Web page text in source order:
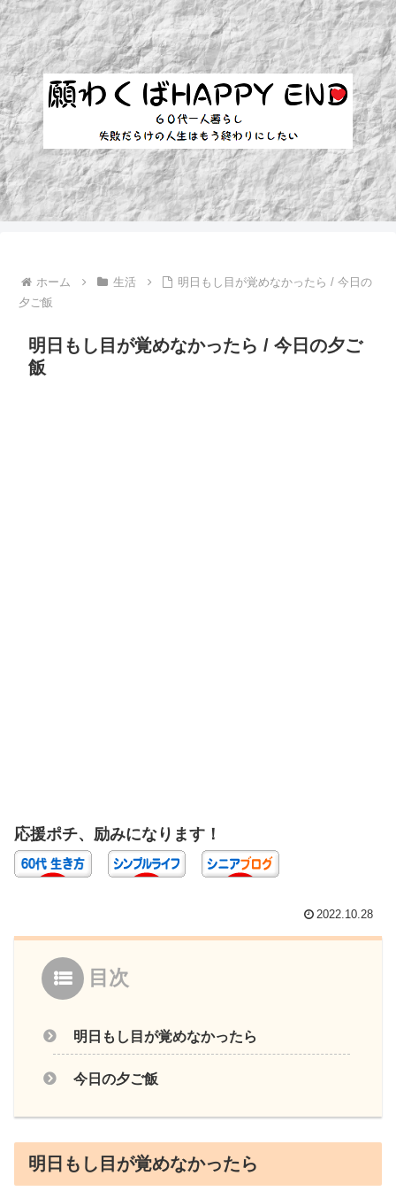
ホーム 生活
明日もし目が覚めなかったら / 今日の
夕ご飯
明日もし目が覚めなかったら / 今日の夕ご
飯
応援ポチ、励みになります！
2022.10.28
目次
明日もし目が覚めなかったら
今日の夕ご飯
明日もし目が覚めなかったら